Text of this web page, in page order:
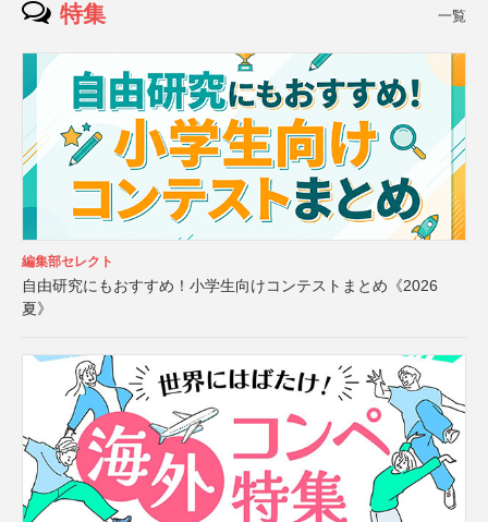
特集 一覧
編集部セレクト
自由研究にもおすすめ！小学生向けコンテストまとめ《2026
夏》